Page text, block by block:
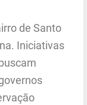
de Santo
Iniciativas